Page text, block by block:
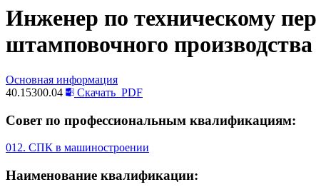
Инженер по техническому
штамповочного
Основная информация
40.15300.04
Скачать PDF
Совет по профессиональным квалификациям:
012. СПК в машиностроении
Наименование квалификации: